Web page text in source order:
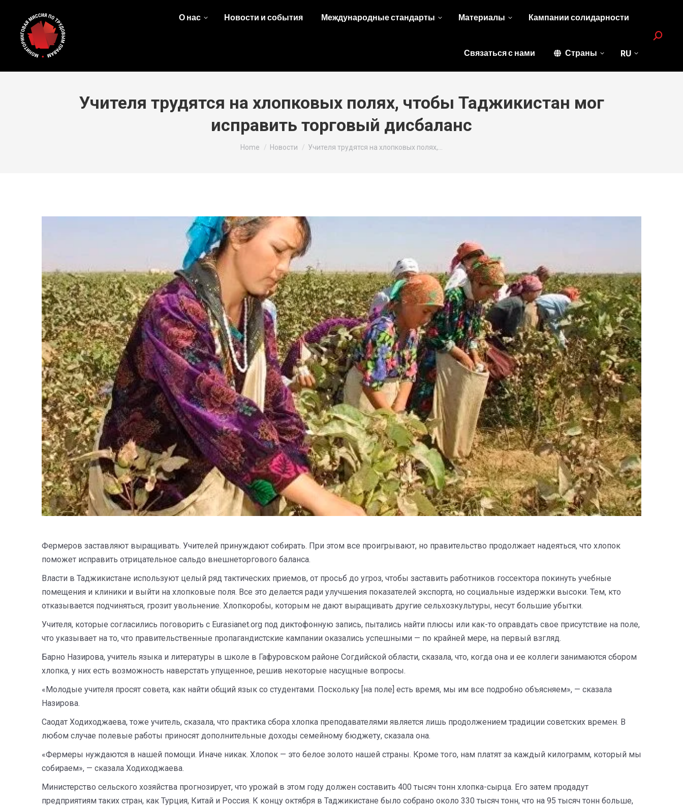
О нас Новости и события Международные стандарты Материалы Кампании солидарности
Связаться с нами Страны RU
Search:
Учителя трудятся на хлопковых полях, чтобы Таджикистан мог
исправить торговый дисбаланс
You are here:
Home Новости Учителя трудятся на хлопковых полях,…
Фермеров заставляют выращивать. Учителей принуждают собирать. При этом все проигрывают, но правительство продолжает надеяться, что хлопок
поможет исправить отрицательное сальдо внешнеторгового баланса.
Власти в Таджикистане используют целый ряд тактических приемов, от просьб до угроз, чтобы заставить работников госсектора покинуть учебные
помещения и клиники и выйти на хлопковые поля. Все это делается ради улучшения показателей экспорта, но социальные издержки высоки. Тем, кто
отказывается подчиняться, грозит увольнение. Хлопкоробы, которым не дают выращивать другие сельхозкультуры, несут большие убытки.
Учителя, которые согласились поговорить с Eurasianet.org под диктофонную запись, пытались найти плюсы или как-то оправдать свое присутствие на поле,
что указывает на то, что правительственные пропагандистские кампании оказались успешными — по крайней мере, на первый взгляд.
Барно Назирова, учитель языка и литературы в школе в Гафуровском районе Согдийской области, сказала, что, когда она и ее коллеги занимаются сбором
хлопка, у них есть возможность наверстать упущенное, решив некоторые насущные вопросы.
«Молодые учителя просят совета, как найти общий язык со студентами. Поскольку [на поле] есть время, мы им все подробно объясняем», — сказала
Назирова.
Саодат Ходиходжаева, тоже учитель, сказала, что практика сбора хлопка преподавателями является лишь продолжением традиции советских времен. В
любом случае полевые работы приносят дополнительные доходы семейному бюджету, сказала она.
«Фермеры нуждаются в нашей помощи. Иначе никак. Хлопок — это белое золото нашей страны. Кроме того, нам платят за каждый килограмм, который мы
собираем», — сказала Ходиходжаева.
Министерство сельского хозяйства прогнозирует, что урожай в этом году должен составить 400 тысяч тонн хлопка-сырца. Его затем продадут
предприятиям таких стран, как Турция, Китай и Россия. К концу октября в Таджикистане было собрано около 330 тысяч тонн, что на 95 тысяч тонн больше,